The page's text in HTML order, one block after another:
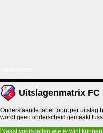
Uitslagenmatrix FC
Onderstaande tabel toont per uitslag
wordt geen onderscheid gemaakt
Naast voorspellen wie er wint